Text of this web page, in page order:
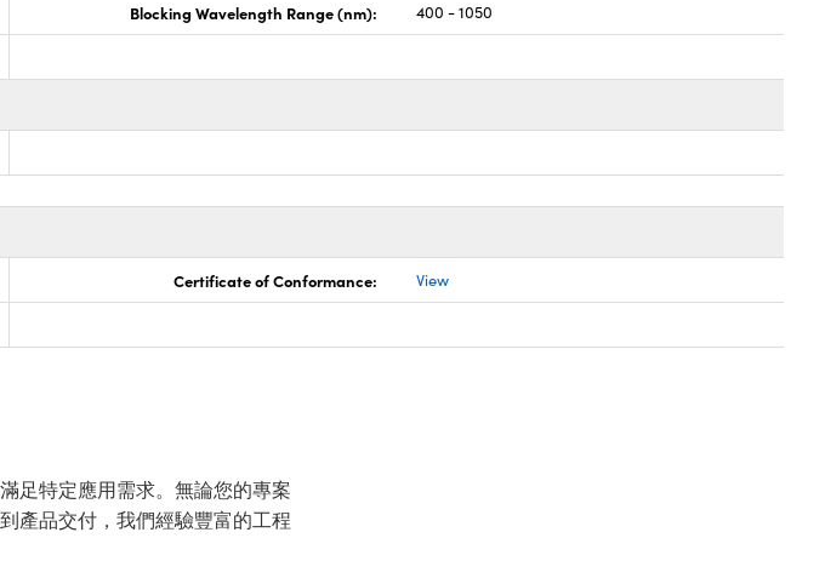
Blocking Wavelength Range (nm): 400 - 1050
Certificate of Conformance: View
足特定應用需求。無論您的專案
產品交付，我們經驗豐富的工程